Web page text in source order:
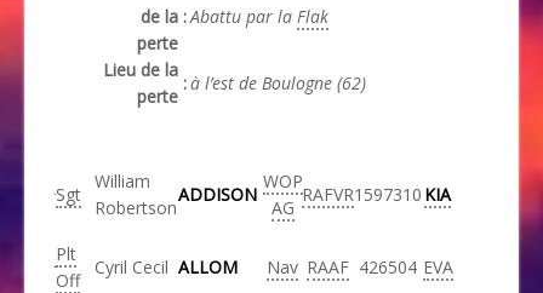
de la
perte
:Abattu par la Flak
Lieu de la
perte
:à l’est de Boulogne (62)
Sgt
William
Robertson
ADDISON
WOP
AG
RAFVR1597310 KIA
Plt
Off
Cyril Cecil ALLOM Nav RAAF 426504 EVA